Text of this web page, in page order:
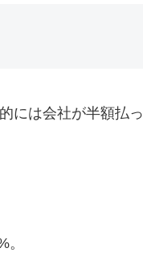
には会社が半額払っ